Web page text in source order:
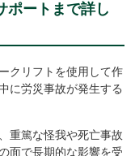
ポートまで詳し
クリフトを使用して作
に労災事故が発生する
重篤な怪我や死亡事故
面で長期的な影響を受